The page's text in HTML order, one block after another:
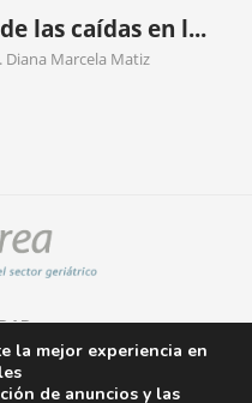
las caídas en l...
Diana Marcela Matiz
la mejor experiencia en
de anuncios y las